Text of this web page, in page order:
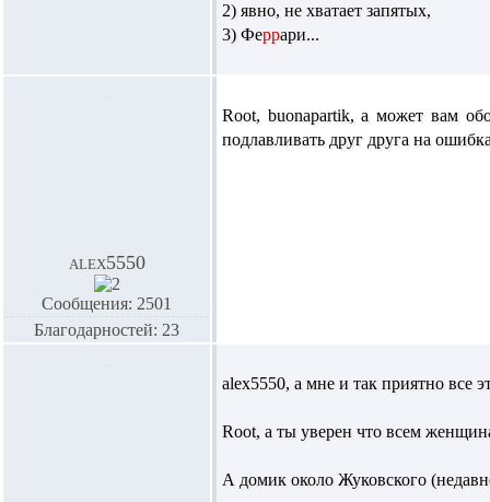
2) явно, не хватает запятых,
3) Феррари...
alex5550
Сообщения: 2501
Благодарностей: 23
Root, buonapartik,а может вам
подлавливать друг друга на
alex5550, а мне и так приятно все
Root, а ты уверен что всем
А домик около Жуковского